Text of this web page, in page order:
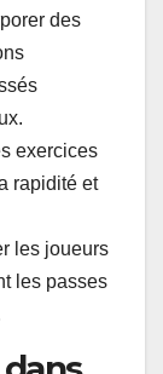
des
exercices
rapidité et
les joueurs
les passes